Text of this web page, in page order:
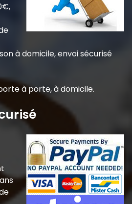
à domicile, envoi sécurisé
à porte, à domicile.